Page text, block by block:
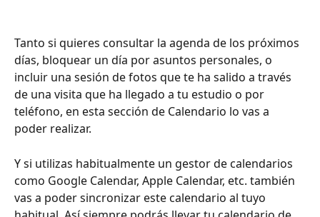
Tanto si quieres consultar la agenda de los próximos
días, bloquear un día por asuntos personales, o
incluir una sesión de fotos que te ha salido a través
de una visita que ha llegado a tu estudio o por
teléfono, en esta sección de Calendario lo vas a
poder realizar.
Y si utilizas habitualmente un gestor de calendarios
como Google Calendar, Apple Calendar, etc. también
vas a poder sincronizar este calendario al tuyo